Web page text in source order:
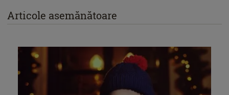
Articole asemănătoare